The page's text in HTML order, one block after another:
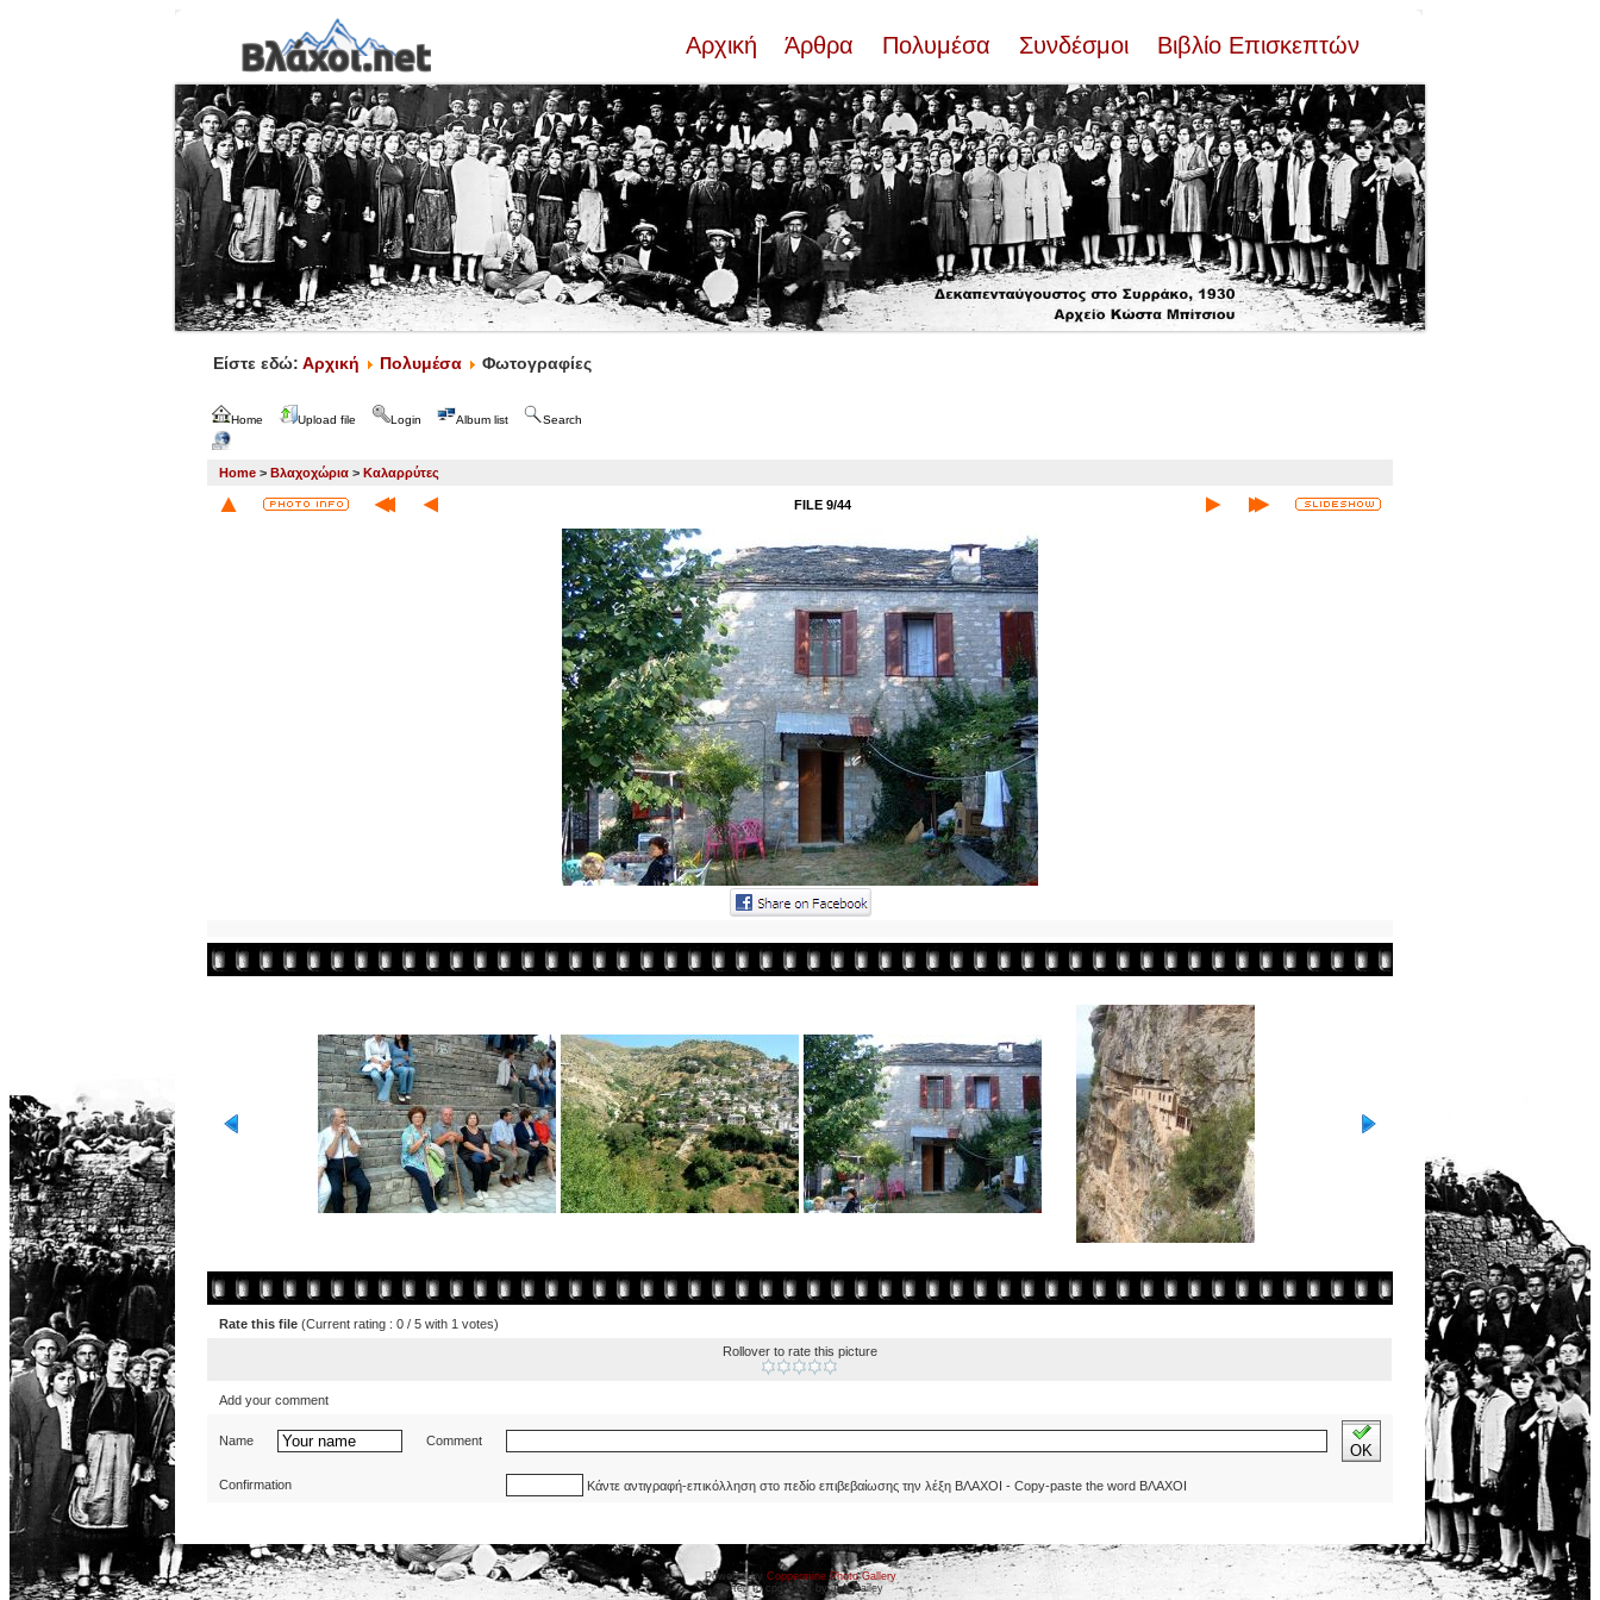
Αρχική Άρθρα Πολυμέσα Συνδέσμοι Βιβλίο Επισκεπτών
Είστε εδώ: Αρχική Πολυμέσα Φωτογραφίες
Home Upload file Login Album list Search
Home > Βλαχοχώρια > Καλαρρύτες
FILE 9/44
Rate this file (Current rating : 0 / 5 with 1 votes)
Rollover to rate this picture
Add your comment
Name Comment
OK
Confirmation Κάντε αντιγραφή-επικόλληση στο πεδίο επιβεβαίωσης την λέξη ΒΛΑΧΟΙ - Copy-paste the word ΒΛΑΧΟΙ
Powered by Coppermine Photo Gallery
Ported to cpg 1.5.x by Jeff Bailey